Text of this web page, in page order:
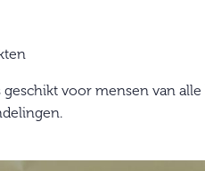
voor mensen van